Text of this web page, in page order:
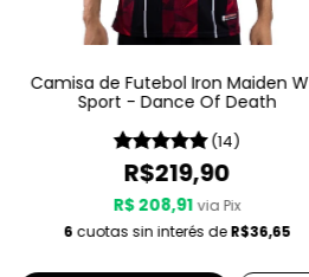
Camisa de Futebol Iron Maiden
Sport - Dance Of Death
(14)
R$219,90
R$ 208,91 via Pix
6 cuotas sin interés deR$36,65